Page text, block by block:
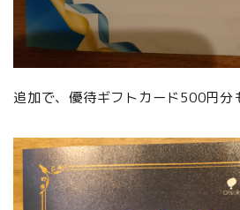
追加で、優待ギフトカード500円分